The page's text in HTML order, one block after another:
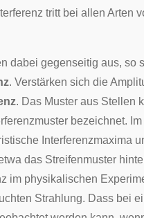
tritt bei allen Arten
dabei gegenseitig aus, so
. Verstärken sich die
. Das Muster aus Stellen
bezeichnet.
Interferenzmaxima
das Streifenmuster
im physikalischen
Strahlung. Dass bei